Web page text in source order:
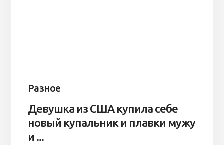
Разное
Девушка из США купила себе
новый купальник и плавки мужу
и ...